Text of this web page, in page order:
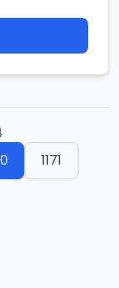
1171